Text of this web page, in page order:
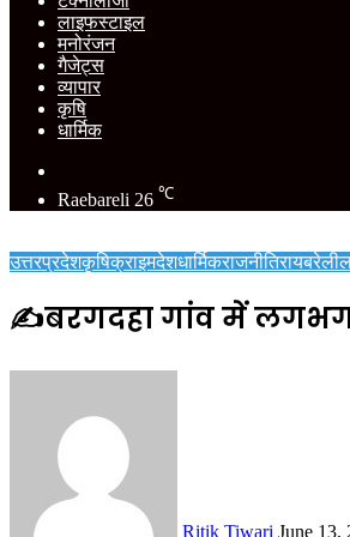
लाइफस्टाइल
मनोरंजन
गैजेट्स
व्यापार
कृषि
धार्मिक
skin
Raebareli 26 ℃
उत्तरप्रदेशकृषिक्राइमदेशधार्मिकराजनीतिरायबरेली
✍️बरगदहा गांव में लगभग
Ritik Tiwari June 13,